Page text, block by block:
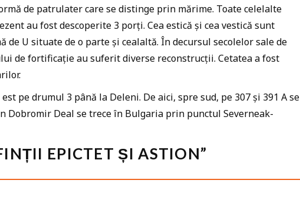
de patrulater care se distinge prin mărime. Toate celelalte
au fost descoperite 3 porți. Cea estică și cea vestică sunt
de U situate de o parte și cealaltă. În decursul secolelor sale de
de fortificație au suferit diverse reconstrucții. Cetatea a fost
pe drumul 3 până la Deleni. De aici, spre sud, pe 307 și 391 A se
Dobromir Deal se trece în Bulgaria prin punctul Severneak-
EPICTET ȘI ASTION”